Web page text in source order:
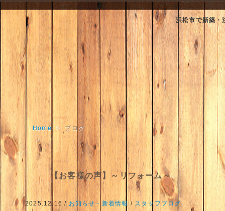
浜松市で新築・
Home > ブログ
【お客様の声】～リフォーム～
2025.12.16 / お知らせ・新着情報/ スタッフブログ